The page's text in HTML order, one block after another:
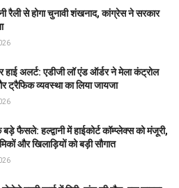
रैली से होगा चुनावी शंखनाद, कांग्रेस ने सरकार
हाई अलर्ट: एडीजी लॉ एंड ऑर्डर ने मेला कंट्रोल
ट्रैफिक व्यवस्था का लिया जायजा
फैसले: हल्द्वानी में हाईकोर्ट कॉम्प्लेक्स को मंजूरी,
और खिलाड़ियों को बड़ी सौगात